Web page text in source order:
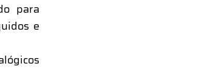
para
e